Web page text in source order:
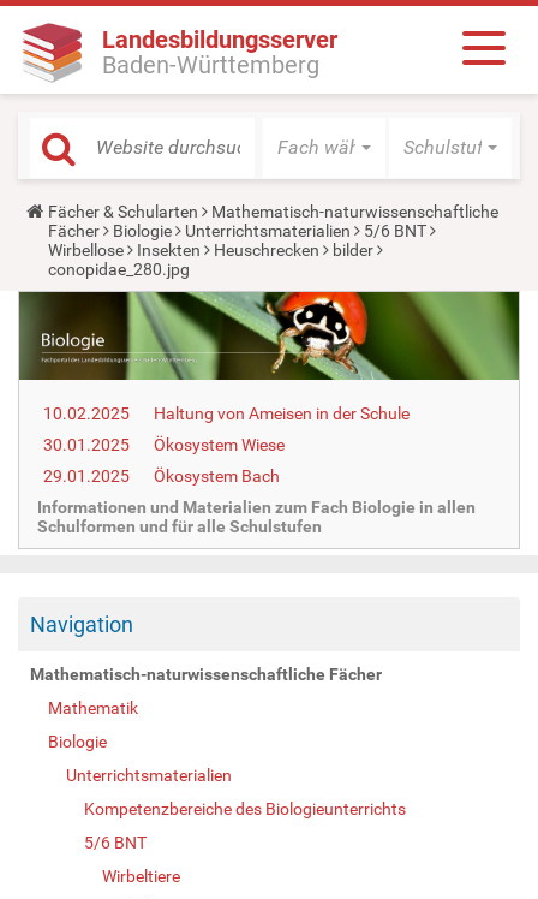
Landesbildungsserver
Baden-Württemberg
Fach wählen Schulstufe
Y
o
u
a
r
e
r
e
Fächer & Schularten
Mathematisch-naturwissenschaftliche
Fächer
Biologie Unterrichtsmaterialien
5/6 BNT
Wirbellose
Insekten Heuschrecken
bilder
conopidae_280.jpg
10.02.2025
Haltung von Ameisen in der Schule
30.01.2025
Ökosystem Wiese
29.01.2025
Ökosystem Bach
Informationen und Materialien zum Fach Biologie in allen
Schulformen und für alle Schulstufen
Navigation
Mathematisch-naturwissenschaftliche Fächer
Mathematik
Biologie
Unterrichtsmaterialien
Kompetenzbereiche des Biologieunterrichts
5/6 BNT
Wirbeltiere